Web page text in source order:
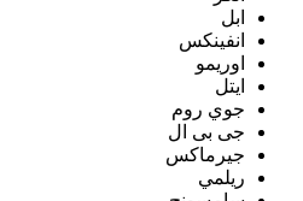
ابل
انفينكس
اوريمو
ايتل
جوي روم
جى بى ال
جيرماكس
ريلمي